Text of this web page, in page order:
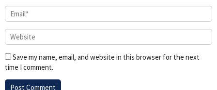
Save my name, email, and website in this browser for the next
time I comment.